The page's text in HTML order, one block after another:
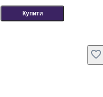
Купити